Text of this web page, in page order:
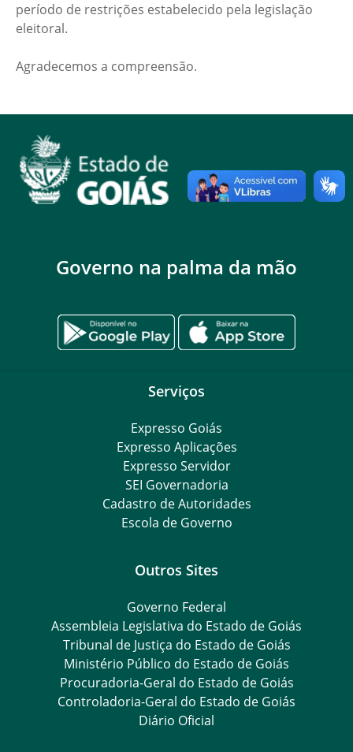
período de restrições estabelecido pela legislação
eleitoral.
Agradecemos a compreensão.
Governo na palma da mão
Serviços
Expresso Goiás
Expresso Aplicações
Expresso Servidor
SEI Governadoria
Cadastro de Autoridades
Escola de Governo
Outros Sites
Governo Federal
Assembleia Legislativa do Estado de Goiás
Tribunal de Justiça do Estado de Goiás
Ministério Público do Estado de Goiás
Procuradoria-Geral do Estado de Goiás
Controladoria-Geral do Estado de Goiás
Diário Oficial